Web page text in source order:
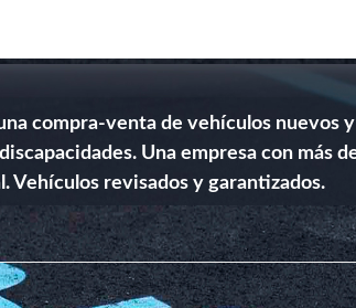
compra-venta de vehículos nuevos
Una empresa con más
Vehículos revisados y garantizados.